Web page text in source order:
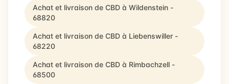
Achat et livraison de CBD à Wildenstein -
68820
Achat et livraison de CBD à Liebenswiller -
68220
Achat et livraison de CBD à Rimbachzell -
68500